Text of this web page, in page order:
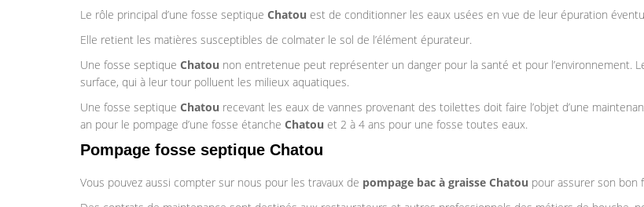
Le rôle principal d’une fosse septique Chatou est de conditionner les eaux usées en vue de leur épuration
Elle retient les matières susceptibles de colmater le sol de l’élément épurateur.
Une fosse septique Chatou non entretenue peut représenter un danger pour la santé et pour l’environnement.
surface, qui à leur tour polluent les milieux aquatiques.
Une fosse septique Chatou recevant les eaux de vannes provenant des toilettes doit faire l’objet d’une
an pour le pompage d’une fosse étanche Chatou et 2 à 4 ans pour une fosse toutes eaux.
Pompage fosse septique Chatou
Vous pouvez aussi compter sur nous pour les travaux de pompage bac à graisse Chatou pour assurer son bon